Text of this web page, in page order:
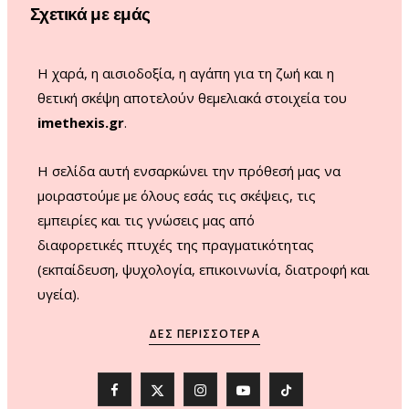
Σχετικά με εμάς
Η χαρά, η αισιοδοξία, η αγάπη για τη ζωή και η
θετική σκέψη αποτελούν θεμελιακά στοιχεία του
imethexis.gr.
H σελίδα αυτή ενσαρκώνει την πρόθεσή μας να
μοιραστούμε με όλους εσάς τις σκέψεις, τις
εμπειρίες και τις γνώσεις μας από
διαφορετικές πτυχές της πραγματικότητας
(εκπαίδευση, ψυχολογία, επικοινωνία, διατροφή και
υγεία).
ΔΕΣ ΠΕΡΙΣΣΌΤΕΡΑ
F X I Y T